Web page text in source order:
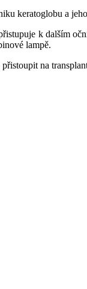
keratoglobu a
k dalším
lampě.
na